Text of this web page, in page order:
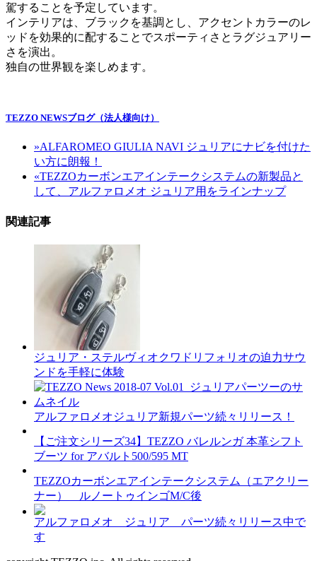
駕することを予定しています。
インテリアは、ブラックを基調とし、アクセントカラーのレ
ッドを効果的に配することでスポーティさとラグジュアリー
さを演出。
独自の世界観を楽しめます。
TEZZO NEWSブログ（法人様向け）
»ALFAROMEO GIULIA NAVI ジュリアにナビを付けた
い方に朗報！
«TEZZOカーボンエアインテークシステムの新製品と
して、アルファロメオ ジュリア用をラインナップ
関連記事
ジュリア・ステルヴィオクワドリフォリオの迫力サウ
ンドを手軽に体験
アルファロメオジュリア新規パーツ続々リリース！
【ご注文シリーズ34】TEZZO バレルンガ 本革シフト
ブーツ for アバルト500/595 MT
TEZZOカーボンエアインテークシステム（エアクリー
ナー） ルノートゥインゴM/C後
アルファロメオ ジュリア パーツ続々リリース中で
す